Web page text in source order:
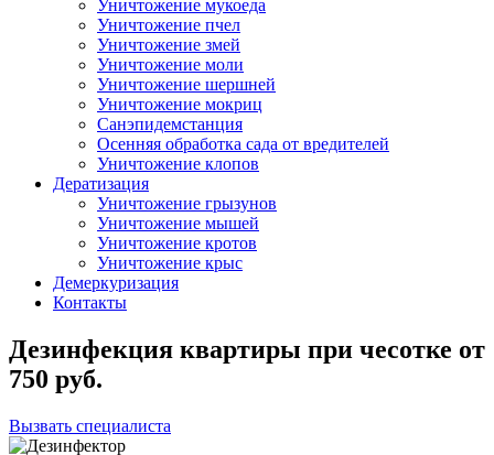
Уничтожение мукоеда
Уничтожение пчел
Уничтожение змей
Уничтожение моли
Уничтожение шершней
Уничтожение мокриц
Санэпидемстанция
Осенняя обработка сада от вредителей
Уничтожение клопов
Дератизация
Уничтожение грызунов
Уничтожение мышей
Уничтожение кротов
Уничтожение крыс
Демеркуризация
Контакты
Дезинфекция квартиры при чесотке от
750 руб.
Вызвать специалиста